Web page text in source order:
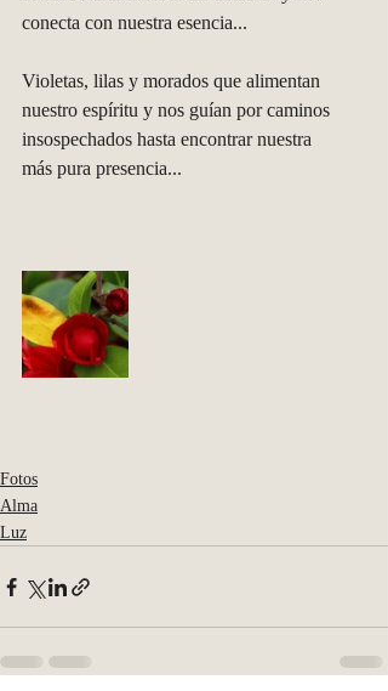
conecta con nuestra esencia...
Violetas, lilas y morados que alimentan
nuestro espíritu y nos guían por caminos
insospechados hasta encontrar nuestra
más pura presencia...
Fotos
Alma
Luz